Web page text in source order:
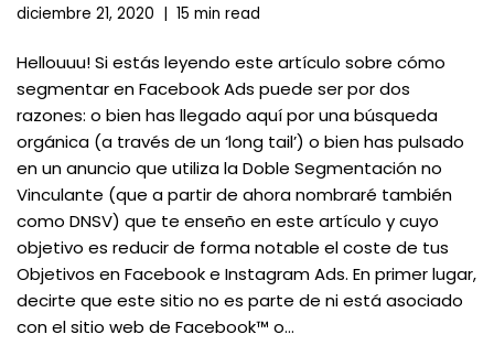
diciembre 21, 2020 15 min read
Hellouuu! Si estás leyendo este artículo sobre cómo
segmentar en Facebook Ads puede ser por dos
razones: o bien has llegado aquí por una búsqueda
orgánica (a través de un ‘long tail’) o bien has pulsado
en un anuncio que utiliza la Doble Segmentación no
Vinculante (que a partir de ahora nombraré también
como DNSV) que te enseño en este artículo y cuyo
objetivo es reducir de forma notable el coste de tus
Objetivos en Facebook e Instagram Ads. En primer lugar,
decirte que este sitio no es parte de ni está asociado
con el sitio web de Facebook™ o…